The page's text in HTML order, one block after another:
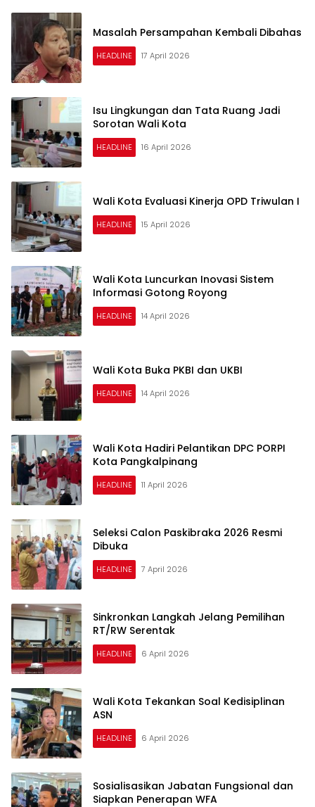
Masalah Persampahan Kembali Dibahas
HEADLINE 17 April 2026
Isu Lingkungan dan Tata Ruang Jadi
Sorotan Wali Kota
HEADLINE 16 April 2026
Wali Kota Evaluasi Kinerja OPD Triwulan I
HEADLINE 15 April 2026
Wali Kota Luncurkan Inovasi Sistem
Informasi Gotong Royong
HEADLINE 14 April 2026
Wali Kota Buka PKBI dan UKBI
HEADLINE 14 April 2026
Wali Kota Hadiri Pelantikan DPC PORPI
Kota Pangkalpinang
HEADLINE 11 April 2026
Seleksi Calon Paskibraka 2026 Resmi
Dibuka
HEADLINE 7 April 2026
Sinkronkan Langkah Jelang Pemilihan
RT/RW Serentak
HEADLINE 6 April 2026
Wali Kota Tekankan Soal Kedisiplinan
ASN
HEADLINE 6 April 2026
Sosialisasikan Jabatan Fungsional dan
Siapkan Penerapan WFA